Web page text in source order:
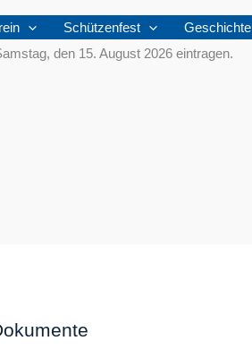
Schützenfest Geschichte
den 15. August 2026 eintragen.